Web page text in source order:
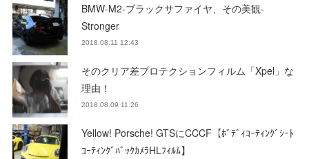
BMW-M2-ブラックサファイヤ、その美観-
Stronger
2018.08.11 12:43
そのクリア差プロテクションフィルム「Xpel」な
理由！
2018.08.09 11:26
Yellow! Porsche! GTSにCCCF【ﾎﾞﾃﾞｨｺｰﾃｨﾝｸﾞｼｰﾄ
ｺｰﾃｨﾝｸﾞﾊﾞｯｸｶﾒﾗHLﾌｨﾙﾑ】